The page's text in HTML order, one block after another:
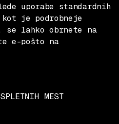
uporabe standardnih
je podrobneje
lahko obrnete na
e-pošto na
MEST